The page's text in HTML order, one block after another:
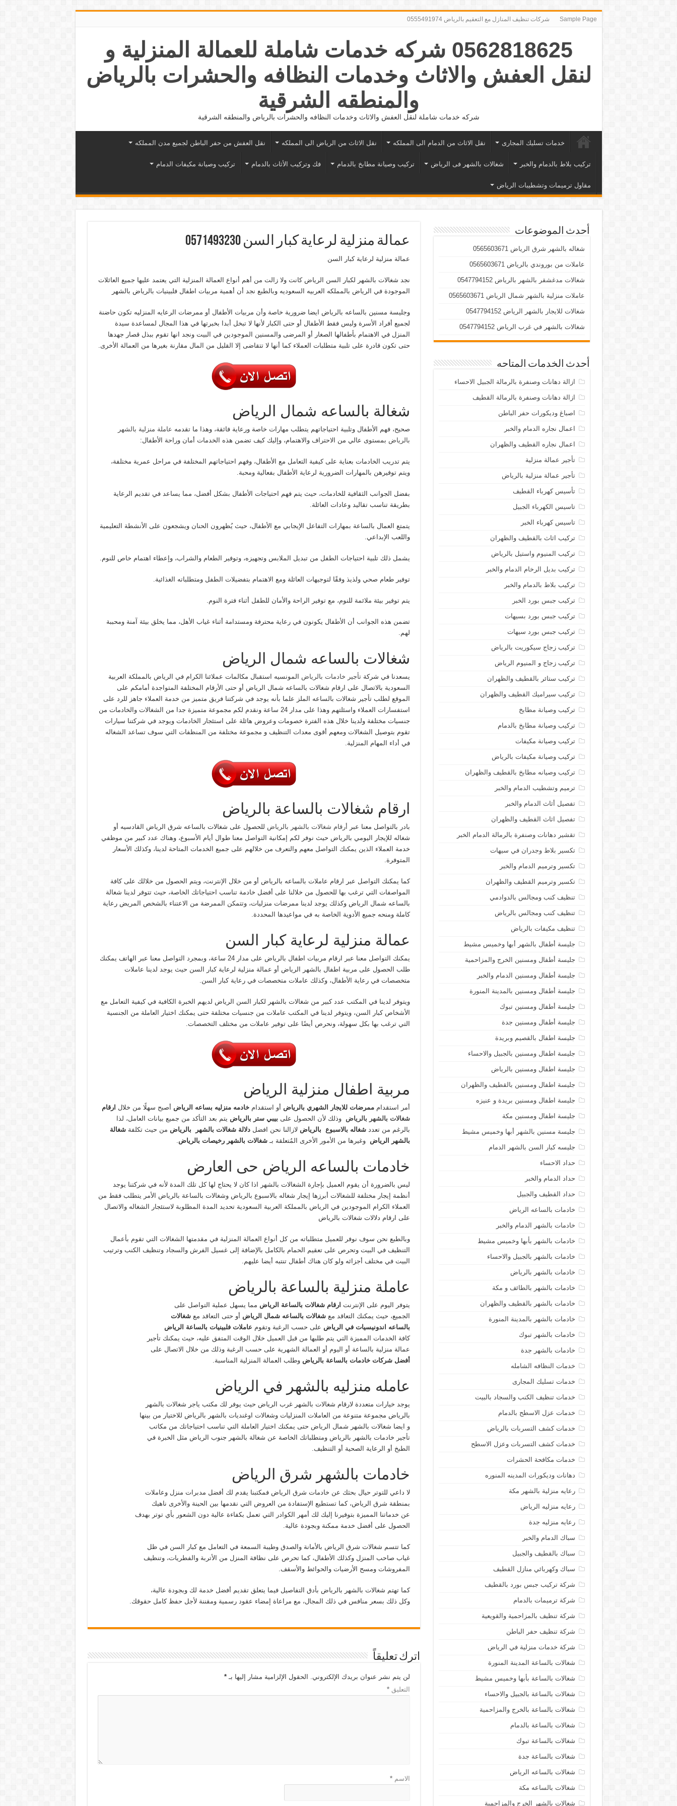
Sample Page شركات تنظيف المنازل مع التعقيم بالرياض ‪0555491974‬
0562818625 شركه خدمات شاملة للعمالة المنزلية و
لنقل العفش والاثاث وخدمات النظافه والحشرات بالرياض
والمنطقه الشرقية
شركه خدمات شاملة لنقل العفش والاثاث وخدمات النظافه والحشرات بالرياض والمنطقه الشرقية
خدمات تسليك المجارى نقل الاثاث من الدمام الى المملكه نقل الاثاث من الرياض الى المملكه نقل العفش من حفر الباطن لجميع مدن المملكه
تركيب بلاط بالدمام والخبر شغالات بالشهر فى الرياض تركيب وصيانة مطابخ بالدمام فك وتركيب الأثاث بالدمام تركيب وصيانة مكيفات الدمام
مقاول ترميمات وتشطيبات الرياض
عمالة منزلية لرعاية كبار السن 0571493230
عمالة منزلية لرعاية كبار السن
نجد شغالات بالشهر لكبار السن الرياض كانت ولا زالت من أهم أنواع العمالة المنزلية التي يعتمد عليها جميع العائلات
الموجودة في الرياض بالمملكه العربيه السعوديه وبالطبع نجد أن أهمية مربيات اطفال فلبينيات بالرياض بالشهر
وجليسة مسنين بالساعه بالرياض ايضا ضرورية خاصة وأن مربيات الأطفال أو ممرضات الرعايه المنزليه تكون حاضنة
لجميع أفراد الأسرة وليس فقط الأطفال أو حتى الكبار لأنها لا تبخل أبدا بخبرتها في هذا المجال لمساعدة سيدة
المنزل في الاهتمام بأطفالها الصغار أو المرضى والمسنين الموجودين في البيت ونجد انها تقوم ببذل قصار جهدها
حتى تكون قادرة على تلبية متطلبات العملاء كما أنها لا تتقاضى إلا القليل من المال مقارنة بغيرها من العمالة الأخرى.
شغالة بالساعه شمال الرياض
صحيح، فهم الأطفال وتلبية احتياجاتهم يتطلب مهارات خاصة ورعاية فائقة، وهذا ما تقدمه عاملة منزلية بالشهر
بالرياض بمستوى عالي من الاحتراف والاهتمام، وإليك كيف تضمن هذه الخدمات أمان وراحة الأطفال:
يتم تدريب الخادمات بعناية على كيفية التعامل مع الأطفال، وفهم احتياجاتهم المختلفة في مراحل عمرية مختلفة،
ويتم توفيرهن بالمهارات الضرورية لرعاية الأطفال بفعالية ومحبة.
بفضل الجوانب الثقافية للخادمات، حيث يتم فهم احتياجات الأطفال بشكل أفضل، مما يساعد في تقديم الرعاية
بطريقة تناسب تقاليد وعادات العائلة.
يتمتع العمال بالساعة بمهارات التفاعل الإيجابي مع الأطفال، حيث يُظهرون الحنان ويشجعون على الأنشطة التعليمية
واللعب الإبداعي.
يشمل ذلك تلبية احتياجات الطفل من تبديل الملابس وتجهيزه، وتوفير الطعام والشراب، وإعطاء اهتمام خاص للنوم.
توفير طعام صحي ولذيذ وفقًا لتوجيهات العائلة ومع الاهتمام بتفضيلات الطفل ومتطلباته الغذائية.
يتم توفير بيئة ملائمة للنوم، مع توفير الراحة والأمان للطفل أثناء فترة النوم.
تضمن هذه الجوانب أن الأطفال يكونون في رعاية محترفة ومستدامة أثناء غياب الأهل، مما يخلق بيئة آمنة ومحببة
لهم.
شغالات بالساعه شمال الرياض
يسعدنا في شركةتأجير خادمات بالرياض المونسيه استقبال مكالمات عملائنا الكرام في الرياض بالمملكة العربية
السعودية بالاتصال على ارقام شغالات بالساعه شمال الرياض أو حتى الأرقام المختلفة المتواجدة أمامكم على
الموقع لطلب تأجير شغالات بالساعه الملز علما بأنه يوجد في شركتنا فريق متميز من خدمة العملاء جاهز للرد على
استفسارات العملاء واسئلتهم وهذا على مدار 24 ساعة ونقدم لكم مجموعة متميزة جدا من الشغالات والخادمات من
جنسيات مختلفة ولدينا خلال هذه الفترة خصومات وعروض هائلة على استئجار الخادمات ويوجد في شركتنا سيارات
تقوم بتوصيل الشغالات ومعهم أقوى معدات التنظيف و مجموعة مختلفة من المنظفات التي سوف تساعد الشغاله
في أداء المهام المنزلية.
ارقام شغالات بالساعة بالرياض
بادر بالتواصل معنا عبر أرقام شغالات بالشهر بالرياض للحصول على شغالات بالساعه شرق الرياض القادسيه أو
شغاله للإيجار اليومي بالرياض حيث نوفر لكم إمكانية التواصل معنا طوال أيام الأسبوع، وهناك عدد كبير من موظفي
خدمة العملاء الذين يمكنك التواصل معهم والتعرف من خلالهم على جميع الخدمات المتاحة لدينا، وكذلك الأسعار
المتوفرة.
كما يمكنك التواصل عبر ارقام عاملات بالساعه بالرياض أو من خلال الإنترنت، ويتم الحصول من خلالك على كافة
المواصفات التي ترغب بها للحصول من خلالنا على أفضل خادمة تناسب احتياجاتك الخاصة، حيث تتوفر لدينا شغالة
بالساعه شمال الرياض وكذلك يوجد لدينا ممرضات منزليات، وتتمكن الممرضة من الاعتناء بالشخص المريض رعاية
كاملة ومنحه جميع الأدوية الخاصة به في مواعيدها المحددة.
عمالة منزلية لرعاية كبار السن
يمكنك التواصل معنا عبر ارقام مربيات اطفال بالرياض على مدار 24 ساعة، وبمجرد التواصل معنا عبر الهاتف يمكنك
طلب الحصول على مربية اطفال بالشهر الرياض أو عمالة منزلية لرعاية كبار السن حيث يوجد لدينا عاملات
متخصصات في رعاية الأطفال، وكذلك عاملات متخصصات في رعاية كبار السن.
ويتوفر لدينا في المكتب عدد كبير من شغالات بالشهر لكبار السن الرياض لديهم الخبرة الكافية في كيفية التعامل مع
الأشخاص كبار السن، ويتوفر لدينا في المكتب عاملات من جنسيات مختلفة حتى يمكنك اختيار العاملة من الجنسية
التي ترغب بها بكل سهولة، ونحرص أيضًا على توفير عاملات من مختلف التخصصات.
مربية اطفال منزلية الرياض
أمر استقدام ممرضات للايجار الشهري بالرياض أو استقدام خادمه منزليه بساعه الرياض أصبح سهلًا من خلال ارقام
شغالات بالشهر بالرياض
وذلك لأن الحصول على بيبي ستر بالرياض يتم بعد التأكد من جميع بيانات العامل، لذا
بالرغم من تعددشغاله بالاسبوع بالرياض لازالنا نحن افضل دلالة شغالات بالشهر بالرياض من حيث تكلفة شغالة
بالشهر الرياضوغيرها من الأمور الأخرى المُتعلقة بـشغالات بالشهر رخيصات بالرياض
خادمات بالساعه الرياض حى العارض
ليس بالضرورة أن يقوم العميل بإجارة الشغالات بالشهر اذا كان لا يحتاج لها كل تلك المدة لأنه في شركتنا يوجد
أنظمة إيجار مختلفة للشغالات أبرزها إيجار شغاله بالاسبوع بالرياض وشغالات بالساعة بالرياض الأمر يتطلب فقط من
العملاء الكرام الموجودين في الرياض بالمملكة العربية السعودية تحديد المدة المطلوبة لاستئجار الشغاله والاتصال
على ارقام دلالات شغالات بالرياض
وبالطبع نحن سوف نوفر للعميل متطلباته من كل أنواع العمالة المنزلية في مقدمتها الشغالات التي تقوم بأعمال
التنظيف في البيت وتحرص على تعقيم الحمام بالكامل بالإضافة إلى غسيل الفرش والسجاد وتنظيف الكنب وترتيب
البيت في مختلف أجزائه ولو كان هناك أطفال تنتبه أيضا عليهم.
عاملة منزلية بالساعة بالرياض
يتوفر اليوم على الإنترنت ارقام شغالات بالساعة الرياض مما يسهل عملية التواصل على
الجميع، حيث يمكنك التعاقد معشغالات بالساعه شمال الرياض أو حتى التعاقد معشغالات
بالساعه اندونيسيات في الرياض على حسب الرغبة وتقوم عاملات فلبينيات بالساعة الرياض
كافة الخدمات المميزة التي يتم طلبها من قبل العميل خلال الوقت المتفق عليه، حيث يمكنك تأجير
عمالة منزلية بالساعة أو اليوم أو العمالة الشهرية على حسب الرغبة وذلك من خلال الاتصال على
أفضل شركات خادمات بالساعة بالرياضوطلب العمالة المنزلية المناسبة.
عامله منزليه بالشهر في الرياض
يوجد خيارات متعددة لارقام شغالات بالشهر غرب الرياض حيث يوفر لك مكتب ياجر شغالات بالشهر
بالرياض مجموعة متنوعة من العاملات المنزليات وشغالات اوغنديات بالشهر بالرياض للاختيار من بينها
و ايضا شغالات بالشهر شمال الرياض حتى يمكنك اختيار العاملة التي تناسب احتياجاتك من مكاتب
تأجير خادمات بالشهر بالرياض ومتطلباتك الخاصة عن شغالة بالشهر جنوب الرياض مثل الخبرة في
الطبخ أو الرعاية الصحية أو التنظيف.
خادمات بالشهر شرق الرياض
لا داعي للتوتر حيال بحثك عن خادمات شرق الرياض فمكتبنا يقدم لك أفضل مدبرات منزل وعاملات
بمنطقة شرق الرياض، كما تستطيع الإستفادة من العروض التي نقدمها بين الحينة والأخرى ناهيك
عن خدماتنا المميزة بتوفيرنا إليك لك أمهر الكوادر التي تعمل بكفاءة عالية دون الشعور بأي توتر بهدف
الحصول على أفضل خدمة ممكنة وبجودة عالية.
كما تتسم شغالات شرق الرياض بالأمانة والصدق وطيبة السمعة في التعامل مع كبار السن في ظل
غياب صاحب المنزل وكذلك الأطفال، كما تحرص على نظافة المنزل من الأتربة والفطريات، وتنظيف
المفروشات ومسح الأرضيات والحوائط والأسقف.
كما تهتم شغالات بالشهر بالرياض بأدق التفاصيل فيما يتعلق تقديم أفضل خدمة لك وبجودة عالية،
وكل ذلك بسعر منافس في ذلك المجال، مع مراعاة إمضاء عقود رسمية ومقننة لأجل حفظ كامل حقوقك.
اترك تعليقاً
لن يتم نشر عنوان بريدك الإلكتروني. الحقول الإلزامية مشار إليها بـ*
التعليق*
الاسم*
أحدث الموضوعات
شغاله بالشهر شرق الرياض 0565603671
عاملات من بوروندي بالرياض 0565603671
شغالات مدغشقر بالشهر بالرياض 0547794152
عاملات منزلية بالشهر شمال الرياض 0565603671
شغالات للايجار بالشهر الرياض 0547794152
شغالات بالشهر في غرب الرياض 0547794152
أحدث الخدمات المتاحه
ازالة دهانات وصنفرة بالرمالة الجبيل الاحساء
ازالة دهانات وصنفرة بالرمالة القطيف
اصباغ وديكورات حفر الباطن
اعمال نجاره الدمام والخبر
اعمال نجاره القطيف والظهران
تأجير عمالة منزلية
تأجير عمالة منزلية بالرياض
تأسيس كهرباء القطيف
تاسيس الكهرباء الجبيل
تاسيس كهرباء الخبر
تركيب اثاث بالقطيف والظهران
تركيب المنيوم واستيل بالرياض
تركيب بديل الرخام الدمام والخبر
تركيب بلاط بالدمام والخبر
تركيب جبس بورد الخبر
تركيب جبس بورد بسيهات
تركيب جبس بورد سيهات
تركيب زجاج سيكوريت بالرياض
تركيب زجاج و المنيوم الرياض
تركيب ستائر بالقطيف والظهران
تركيب سيراميك القطيف والظهران
تركيب وصيانة مطابخ
تركيب وصيانة مطابخ بالدمام
تركيب وصيانة مكيفات
تركيب وصيانة مكيفات بالرياض
تركيب وصيانه مطابخ بالقطيف والظهران
ترميم وتشطيب الدمام والخبر
تفصيل أثاث الدمام والخبر
تفصيل اثاث القطيف والظهران
تقشير دهانات وصنفرة بالرمالة الدمام الخبر
تكسير بلاط وجدران في سيهات
تكسير وترميم الدمام والخبر
تكسير وترميم القطيف والظهران
تنظيف كنب ومجالس بالدوادمي
تنظيف كنب ومجالس بالرياض
تنظيف مكيفات بالرياض
جليسة أطفال بالشهر أبها وخميس مشيط
جليسة أطفال ومسنين الخرج والمزاحمية
جليسة أطفال ومسنين الدمام والخبر
جليسة أطفال ومسنين بالمدينة المنورة
جليسة أطفال ومسنين تبوك
جليسة أطفال ومسنين جدة
جليسة اطفال بالقصيم وبريدة
جليسة اطفال ومسنين بالجبيل والاحساء
جليسة اطفال ومسنين بالرياض
جليسة اطفال ومسنين بالقطيف والظهران
جليسة اطفال ومسنين بريدة و عنيزه
جليسة اطفال ومسنين مكة
جليسة مسنين بالشهر أبها وخميس مشيط
جليسه كبار السن بالشهر الدمام
حداد الاحساء
حداد الدمام والخبر
حداد القطيف والجبيل
خادمات بالساعه الرياض
خادمات بالشهر الدمام والخبر
خادمات بالشهر بأبها وخميس مشيط
خادمات بالشهر بالجبيل والاحساء
خادمات بالشهر بالرياض
خادمات بالشهر بالطائف و مكة
خادمات بالشهر بالقطيف والظهران
خادمات بالشهر بالمدينة المنورة
خادمات بالشهر تبوك
خادمات بالشهر جدة
خدمات النظافه الشامله
خدمات تسليك المجارى
خدمات تنظيف الكنب والسجاد بالبيت
خدمات عزل الاسطح بالدمام
خدمات كشف التسربات بالرياض
خدمات كشف التسربات وعزل الاسطح
خدمات مكافحة الحشرات
دهانات وديكورات المدينه المنوره
رعايه منزلية بالشهر مكة
رعايه منزليه الرياض
رعايه منزليه جدة
سباك الدمام والخبر
سباك بالقطيف والجبيل
سباك وكهربائي منازل القطيف
شركة تركيب جبس بورد بالقطيف
شركة ترميمات بالدمام
شركة تنظيف بالمزاحمية والقويعية
شركة تنظيف حفر الباطن
شركة خدمات منزلية في الرياض
شغالات بالساعة المدينة المنورة
شغالات بالساعة بأبها وخميس مشيط
شغالات بالساعة بالجبيل والاحساء
شغالات بالساعة بالخرج والمزاحمية
شغالات بالساعة بالدمام
شغالات بالساعة تبوك
شغالات بالساعة جدة
شغالات بالساعه الرياض
شغالات بالساعه مكة
شغالات بالشهر الخرج والمزاحمية